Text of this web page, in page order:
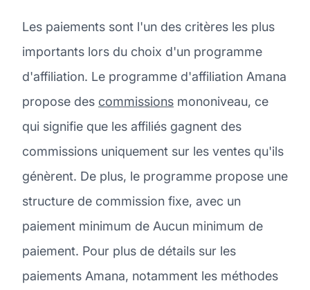
Les paiements sont l'un des critères les plus
importants lors du choix d'un programme
d'affiliation. Le programme d'affiliation Amana
propose des commissions mononiveau, ce
qui signifie que les affiliés gagnent des
commissions uniquement sur les ventes qu'ils
génèrent. De plus, le programme propose une
structure de commission fixe, avec un
paiement minimum de Aucun minimum de
paiement. Pour plus de détails sur les
paiements Amana, notamment les méthodes